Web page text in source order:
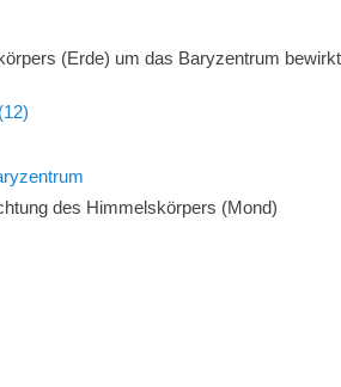
(Erde) um das Baryzentrum
(12)
des Himmelskörpers (Mond)